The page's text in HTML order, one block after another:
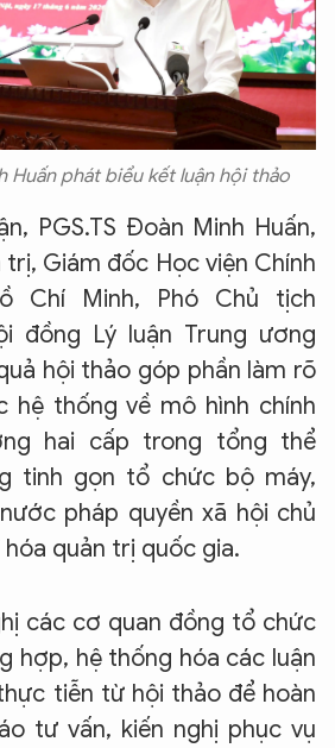
Huấn phát biểu kết luận hội thảo
PGS.TS Đoàn Minh Huấn,
trị, Giám đốc Học viện Chính
Chí Minh, Phó Chủ tịch
đồng Lý luận Trung ương
hội thảo góp phần làm rõ
hệ thống về mô hình chính
hai cấp trong tổng thể
tinh gọn tổ chức bộ máy,
pháp quyền xã hội chủ
hóa quản trị quốc gia.
các cơ quan đồng tổ chức
hợp, hệ thống hóa các luận
tiễn từ hội thảo để hoàn
tư vấn, kiến nghị phục vụ
CỦA